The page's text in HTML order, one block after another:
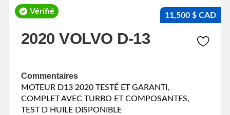
Vérifié 11,500 $ CAD
2020 VOLVO D-13
Commentaires
MOTEUR D13 2020 TESTÉ ET GARANTI,
COMPLET AVEC TURBO ET COMPOSANTES,
TEST D HUILE DISPONIBLE